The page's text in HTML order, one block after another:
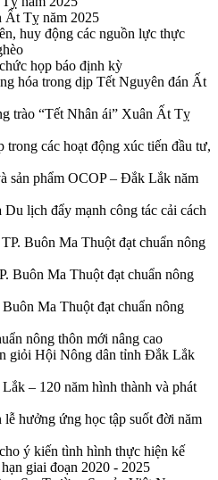
Ất Tỵ năm 2025
huy động các nguồn lực thực
họp báo định kỳ
hóa trong dịp Tết Nguyên đán Ất
trào “Tết Nhân ái” Xuân Ất Tỵ
các hoạt động xúc tiến đầu tư,
sản phẩm OCOP – Đắk Lắk năm
lịch đẩy mạnh công tác cải cách
Buôn Ma Thuột đạt chuẩn nông
Buôn Ma Thuột đạt chuẩn nông
Ma Thuột đạt chuẩn nông
nông thôn mới nâng cao
giỏi Hội Nông dân tỉnh Đắk Lắk
– 120 năm hình thành và phát
hưởng ứng học tập suốt đời năm
ý kiến tình hình thực hiện kế
giai đoạn 2020 - 2025